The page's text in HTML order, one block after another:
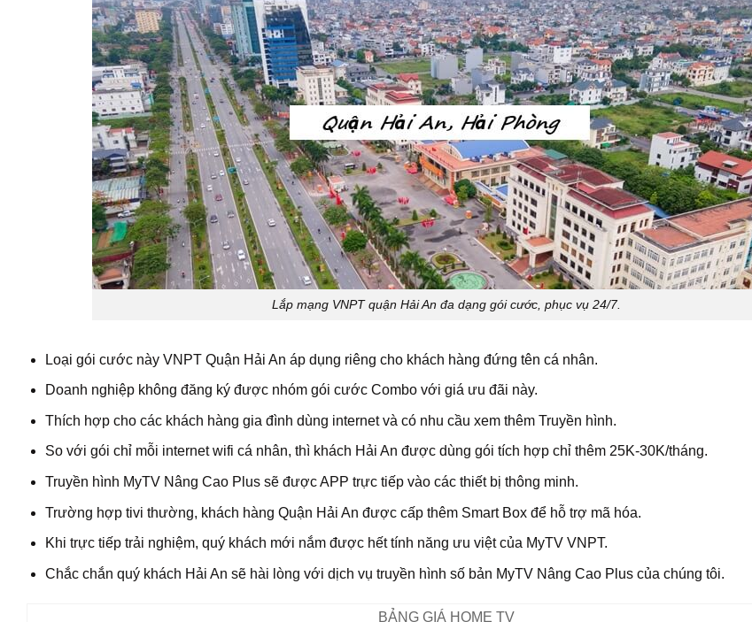
Lắp mạng VNPT quận Hải An đa dạng gói cước, phục vụ 24/7.
Loại gói cước này VNPT Quận Hải An áp dụng riêng cho khách hàng đứng tên cá nhân.
Doanh nghiệp không đăng ký được nhóm gói cước Combo với giá ưu đãi này.
Thích hợp cho các khách hàng gia đình dùng internet và có nhu cầu xem thêm Truyền hình.
So với gói chỉ mỗi internet wifi cá nhân, thì khách Hải An được dùng gói tích hợp chỉ thêm 25K-30K/tháng.
Truyền hình MyTV Nâng Cao Plus sẽ được APP trực tiếp vào các thiết bị thông minh.
Trường hợp tivi thường, khách hàng Quận Hải An được cấp thêm Smart Box để hỗ trợ mã hóa.
Khi trực tiếp trải nghiệm, quý khách mới nắm được hết tính năng ưu việt của MyTV VNPT.
Chắc chắn quý khách Hải An sẽ hài lòng với dịch vụ truyền hình số bản MyTV Nâng Cao Plus của chúng tôi.
BẢNG GIÁ HOME TV